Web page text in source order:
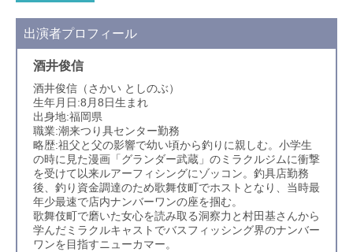
出演者プロフィール
酒井俊信
酒井俊信（さかい としのぶ）
生年月日:8月8日生まれ
出身地:福岡県
職業:潮来つり具センター勤務
略歴:祖父と父の影響で幼い頃から釣りに親しむ。小学生
の時に見た漫画「グランダー武蔵」のミラクルジムに衝撃
を受けて以来ルアーフィシングにゾッコン。釣具店勤務
後、釣り資金調達のため歌舞伎町でホストとなり、当時最
年少最速で店内ナンバーワンの座を掴む。
歌舞伎町で磨いた女心を読み取る洞察力と村田基さんから
学んだミラクルキャストでバスフィッシング界のナンバー
ワンを目指すニューカマー。